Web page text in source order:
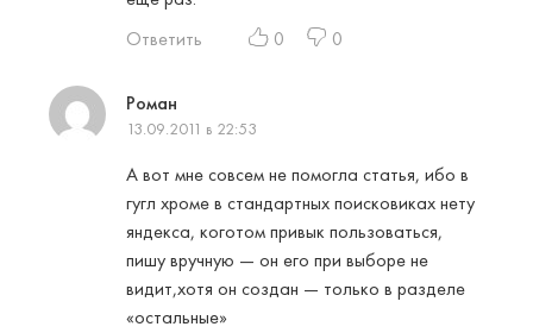
Ответить
0 0
Роман
13.09.2011 в 22:53
А вот мне совсем не помогла статья, ибо в
гугл хроме в стандартных поисковиках нету
яндекса, коготом привык пользоваться,
пишу вручную — он его при выборе не
видит,хотя он создан — только в разделе
«остальные»